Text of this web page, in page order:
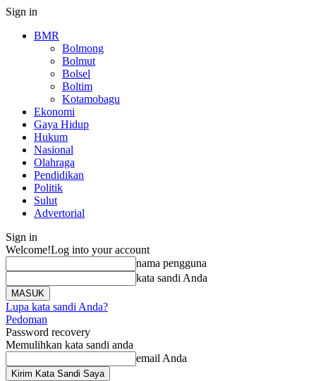
Sign in
BMR
Bolmong
Bolmut
Bolsel
Boltim
Kotamobagu
Ekonomi
Gaya Hidup
Hukum
Nasional
Olahraga
Pendidikan
Politik
Sulut
Advertorial
Sign in
Welcome!Log into your account
nama pengguna
kata sandi Anda
Lupa kata sandi Anda?
Pedoman
Password recovery
Memulihkan kata sandi anda
email Anda